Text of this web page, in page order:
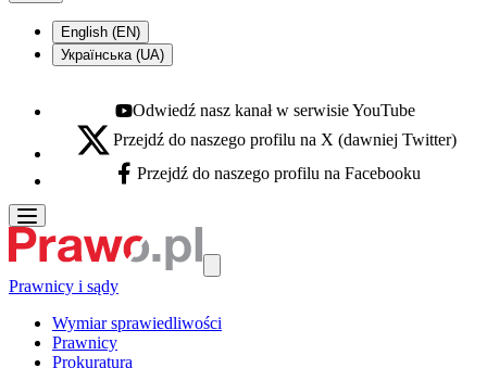
English (EN)
Українська (UA)
Youtube - otwiera się w nowej karcie
Odwiedź nasz kanał w serwisie YouTube
X - otwiera się w nowej karcie
Przejdź do naszego profilu na X (dawniej Twitter)
Facebook - otwiera się w nowej karcie
Przejdź do naszego profilu na Facebooku
Prawnicy i sądy
Wymiar sprawiedliwości
Prawnicy
Prokuratura